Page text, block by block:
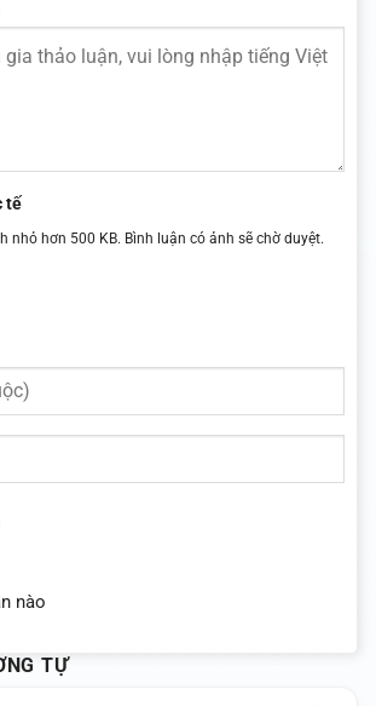
tế
nhỏ hơn 500 KB. Bình luận có ảnh sẽ chờ duyệt.
nào
TỰ